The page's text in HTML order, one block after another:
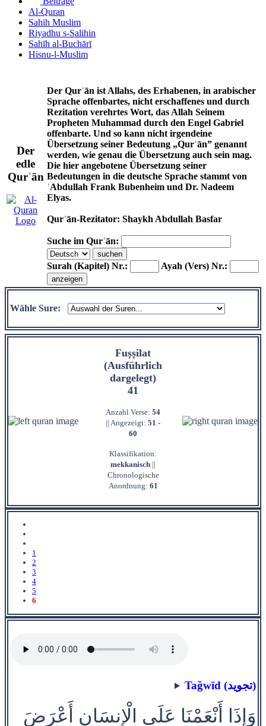
Al-Quran
Sahih Muslim
Riyadhu s-Salihin
Sahīh al-Buchārī
Hisnu-l-Muslim
Der
edle
Qurʾān
Der Qurʾān ist Allahs, des Erhabenen, in arabischer
Sprache offenbartes, nicht erschaffenes und durch
Rezitation verehrtes Wort, das Allah Seinem
Propheten Muhammad durch den Engel Gabriel
offenbarte. Und so kann nicht irgendeine
Übersetzung seiner Bedeutung „Qurʾān” genannt
werden, wie genau die Übersetzung auch sein mag.
Die hier angebotene Übersetzung seiner
Bedeutungen in die deutsche Sprache stammt von
ʿAbdullah Frank Bubenheim und Dr. Nadeem
Elyas.
Qurʾān-Rezitator: Shaykh Abdullah Basfar
Suche im Qurʾān:
Surah (Kapitel) Nr.: Ayah (Vers) Nr.:
Wähle Sure:
Fuṣṣilat
(Ausführlich
dargelegt)
41
Anzahl Verse: 54
|| Angezeigt: 51 -
60
Klassifikation:
mekkanisch ||
Chronologische
Anordnung: 61
1
2
3
4
5
6
Taǧwīd (تجويد)
وَإِذَا أَنْعَمْنَا عَلَى الْإِنسَانِ أَعْرَضَ